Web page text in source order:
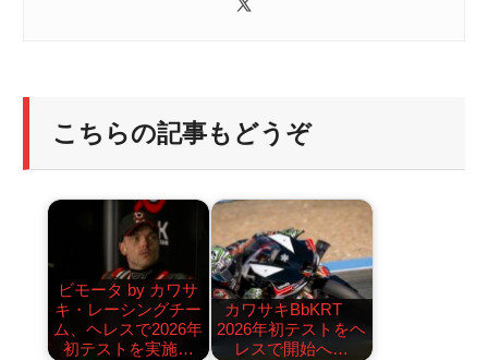
こちらの記事もどうぞ
ビモータ by カワサ
キ・レーシングチー
ム、ヘレスで2026年
初テストを実施…
カワサキBbKRT
2026年初テストをヘ
レスで開始へ…